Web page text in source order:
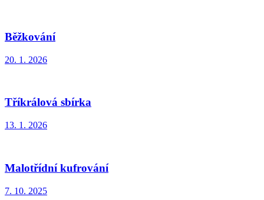
Běžkování
20. 1. 2026
Tříkrálová sbírka
13. 1. 2026
Malotřídní kufrování
7. 10. 2025